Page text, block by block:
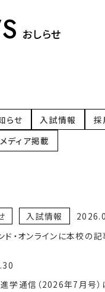
おしらせ
らせ 入試情報
採
メディア掲載
入試情報
ド・オンラインに本校の
学通信（2026年7月号